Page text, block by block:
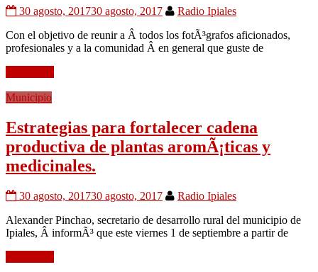
30 agosto, 201730 agosto, 2017
Radio Ipiales
Con el objetivo de reunir a Â todos los fotÃ³grafos aficionados,
profesionales y a la comunidad Â en general que guste de
Municipio
Estrategias para fortalecer cadena
productiva de plantas aromÃ¡ticas y
medicinales.
30 agosto, 201730 agosto, 2017
Radio Ipiales
Alexander Pinchao, secretario de desarrollo rural del municipio de
Ipiales, Â informÃ³ que este viernes 1 de septiembre a partir de